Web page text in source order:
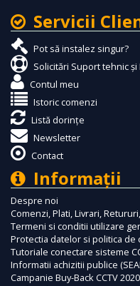
Servicii
Pot să instalez singur?
Solicitări Suport tehnic și
Contul meu
Istoric comenzi
Listă dorințe
Newsletter
Contact
Informaţii
Despre noi
Comenzi, Plati, Livrari,
Termeni si conditii utilizare
Protectia datelor si politica
Tutoriale conectare sisteme
Informatii achizitii publice
Campanie Buy-Back CCTV 2020